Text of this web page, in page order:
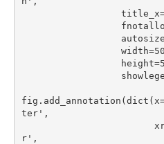
                  title_x
                  autosize
                  width
=
                  height
=
fig . add_annotation (dict ( x
ter' ,
r' ,